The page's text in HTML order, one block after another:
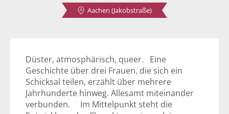
Aachen (Jakobstraße)
Düster, atmosphärisch, queer. Eine
Geschichte über drei Frauen, die sich ein
Schicksal teilen, erzählt über mehrere
Jahrhunderte hinweg. Allesamt miteinander
verbunden. Im Mittelpunkt steht die